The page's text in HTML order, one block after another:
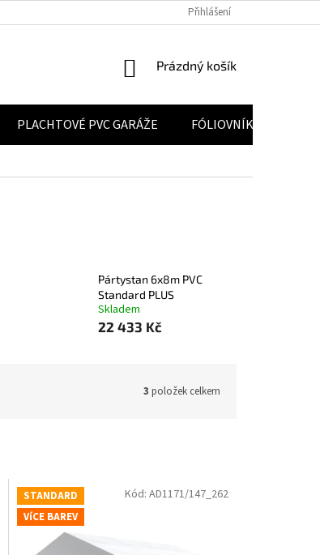
POUČENÍ O PRÁVU NA ODSTOUPENÍ OD SMLOUVY
Přihlášení
NÁKUPNÍ KOŠÍK
Prázdný košík
PLACHTOVÉ PVC GARÁŽE FÓLIOVNÍKY
Pártystan 6x8m PVC
Standard PLUS
Skladem
22 433 Kč
3 položek celkem
STANDARD
VíCE BAREV
Kód: AD1171/147_262